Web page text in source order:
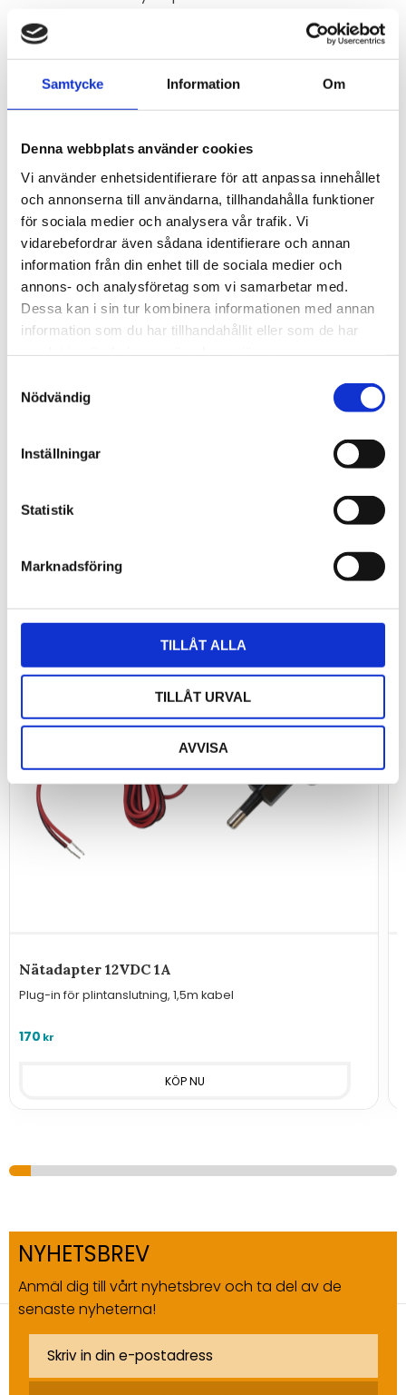
Samtycke Information Om
Denna webbplats använder cookies
Vi använder enhetsidentifierare för att anpassa innehållet
och annonserna till användarna, tillhandahålla funktioner
för sociala medier och analysera vår trafik. Vi
vidarebefordrar även sådana identifierare och annan
information från din enhet till de sociala medier och
annons- och analysföretag som vi samarbetar med.
Dessa kan i sin tur kombinera informationen med annan
information som du har tillhandahållit eller som de har
Nödvändig
Inställningar
Statistik
Marknadsföring
TILLÅT ALLA
TILLÅT URVAL
AVVISA
STÄLL EN FRÅGA OM PRODUKTEN
Egenskaper Applikationer Specifikationer SIM-
kort
Omdömen
Du
Bli den första att lämna ett omdöme.
Nätadapter 12VDC 1A
Plug-in för plintanslutning, 1,5m kabel
170 kr
NYHETSBREV
Anmäl dig till vårt nyhetsbrev och ta del av de
senaste nyheterna!